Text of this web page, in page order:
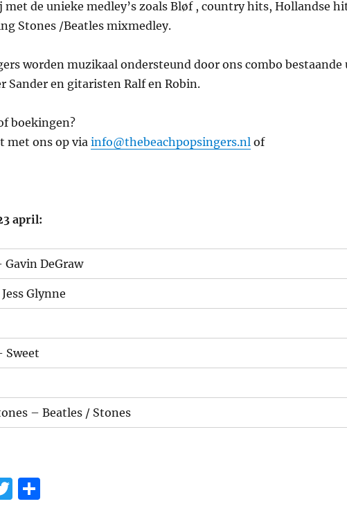
de unieke medley’s zoals Bløf , country hits, Hollandse
Stones /Beatles mixmedley.
worden muzikaal ondersteund door ons combo
Sander en gitaristen Ralf en Robin.
boekingen?
met ons op via info@thebeachpopsingers.nl of
april:
Gavin DeGraw
Glynne
Sweet
– Beatles / Stones
T